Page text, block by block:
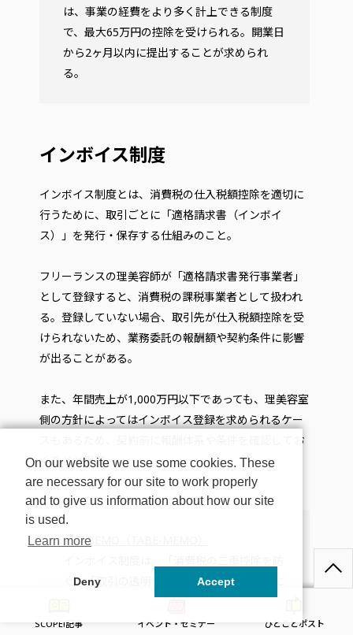
は、事業の経費をより多く計上できる制度
で、最大65万円の控除を受けられる。開業日
から2ヶ月以内に提出することが求められ
る。
インボイス制度
インボイス制度とは、消費税の仕入税額控除を適切に
行うために、取引ごとに「適格請求書（インボイ
ス）」を発行・保存する仕組みのこと。
フリーランスの理美容師が「適格請求書発行事業者」
として登録すると、消費税の課税事業者として扱われ
る。登録していない場合、取引先が仕入税額控除を受
けられないため、業務委託の報酬額や契約条件に影響
が出ることがある。
また、年間売上が1,000万円以下であっても、理美容室
側の方針によってはインボイス登録を求められるケー
スもあるため、契約前に報酬体系や条件を確認してお
くことが重要。
🖊TABEMO（TABE-MEMO）
ぐ」「取引の透明性を高める」ことを目的に
この制度では、取引内容を正確に把握するた
SCOPE!記事 イベント・セミナー ひとことポスト
On our website we use some cookies. These
are necessary for our site to work properly
and to give us information about how our site
is used.
Learn more
Deny Accept